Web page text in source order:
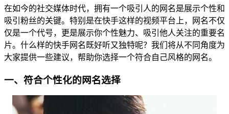
在如今的社交媒体时代，拥有一个吸引人的网名是展示个性和
吸引粉丝的关键。特别是在快手这样的视频平台上，网名不仅
仅是一个代号，更是展示你个性魅力、吸引他人关注的重要名
片。什么样的快手网名既好听又独特呢？我们将从不同角度为
大家提供一些建议，帮助你选择一个符合自己风格的网名。
一、符合个性化的网名选择